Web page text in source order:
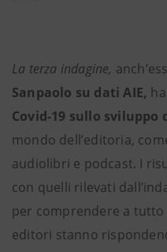
La terza indagine,
Sanpaolo su dati AIE,
Covid-19 sullo
mondo dell’editoria,
audiolibri e podcast. I
con quelli rilevati
per comprendere a
editori stanno